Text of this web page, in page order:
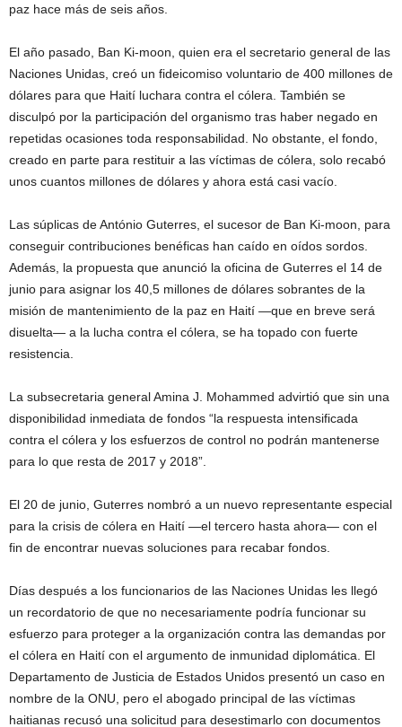
paz hace más de seis años.
El año pasado, Ban Ki-moon, quien era el secretario general de las
Naciones Unidas, creó un fideicomiso voluntario de 400 millones de
dólares para que Haití luchara contra el cólera. También se
disculpó por la participación del organismo tras haber negado en
repetidas ocasiones toda responsabilidad. No obstante, el fondo,
creado en parte para restituir a las víctimas de cólera, solo recabó
unos cuantos millones de dólares y ahora está casi vacío.
Las súplicas de António Guterres, el sucesor de Ban Ki-moon, para
conseguir contribuciones benéficas han caído en oídos sordos.
Además, la propuesta que anunció la oficina de Guterres el 14 de
junio para asignar los 40,5 millones de dólares sobrantes de la
misión de mantenimiento de la paz en Haití —que en breve será
disuelta— a la lucha contra el cólera, se ha topado con fuerte
resistencia.
La subsecretaria general Amina J. Mohammed advirtió que sin una
disponibilidad inmediata de fondos “la respuesta intensificada
contra el cólera y los esfuerzos de control no podrán mantenerse
para lo que resta de 2017 y 2018”.
El 20 de junio, Guterres nombró a un nuevo representante especial
para la crisis de cólera en Haití —el tercero hasta ahora— con el
fin de encontrar nuevas soluciones para recabar fondos.
Días después a los funcionarios de las Naciones Unidas les llegó
un recordatorio de que no necesariamente podría funcionar su
esfuerzo para proteger a la organización contra las demandas por
el cólera en Haití con el argumento de inmunidad diplomática. El
Departamento de Justicia de Estados Unidos presentó un caso en
nombre de la ONU, pero el abogado principal de las víctimas
haitianas recusó una solicitud para desestimarlo con documentos